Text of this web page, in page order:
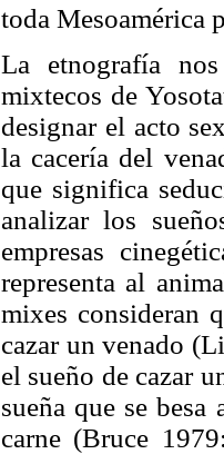
toda Mesoamérica
La etnografía
mixtecos de
designar el acto
la cacería del
que significa
analizar los
empresas
representa al
mixes consideran
cazar un venado
el sueño de cazar
sueña que se
carne (Bruce